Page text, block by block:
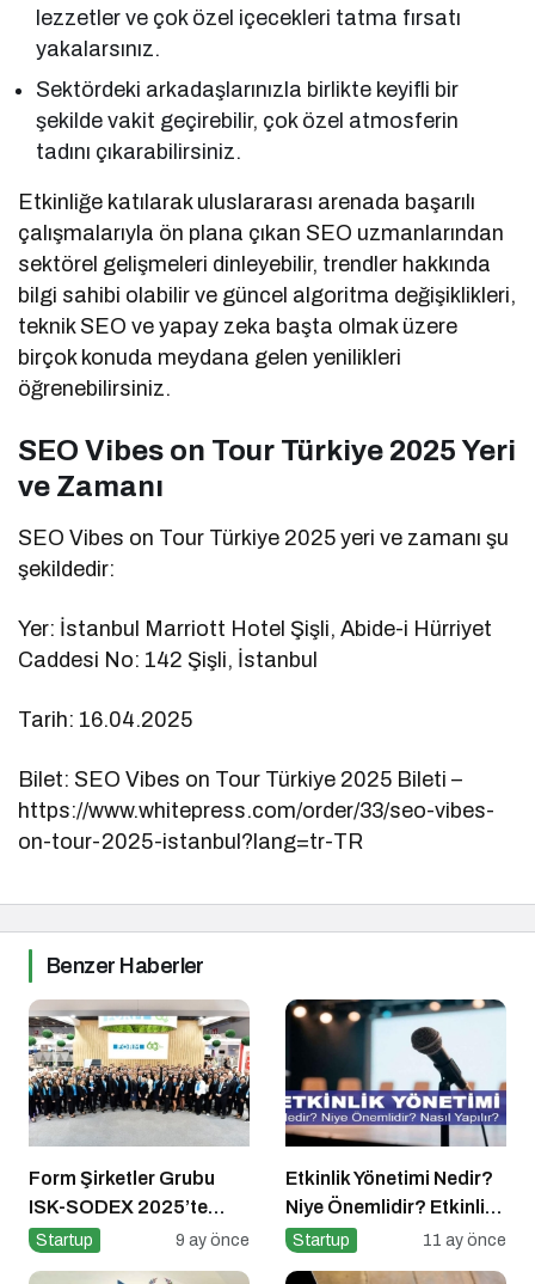
lezzetler ve çok özel içecekleri tatma fırsatı
yakalarsınız.
Sektördeki arkadaşlarınızla birlikte keyifli bir
şekilde vakit geçirebilir, çok özel atmosferin
tadını çıkarabilirsiniz.
Etkinliğe katılarak uluslararası arenada başarılı
çalışmalarıyla ön plana çıkan SEO uzmanlarından
sektörel gelişmeleri dinleyebilir, trendler hakkında
bilgi sahibi olabilir ve güncel algoritma değişiklikleri,
teknik SEO ve yapay zeka başta olmak üzere
birçok konuda meydana gelen yenilikleri
öğrenebilirsiniz.
SEO Vibes on Tour Türkiye 2025 Yeri
ve Zamanı
SEO Vibes on Tour Türkiye 2025 yeri ve zamanı şu
şekildedir:
Yer: İstanbul Marriott Hotel Şişli, Abide-i Hürriyet
Caddesi No: 142 Şişli, İstanbul
Tarih: 16.04.2025
Bilet: SEO Vibes on Tour Türkiye 2025 Bileti –
https://www.whitepress.com/order/33/seo-vibes-
on-tour-2025-istanbul?lang=tr-TR
Benzer Haberler
Form Şirketler Grubu
ISK-SODEX 2025’te
İklimlendirme Geleceğini
Startup 9 ay önce
Etkinlik Yönetimi Nedir?
Niye Önemlidir? Etkinlik
Yönetimi Nasıl Yapılır?
Startup 11 ay önce